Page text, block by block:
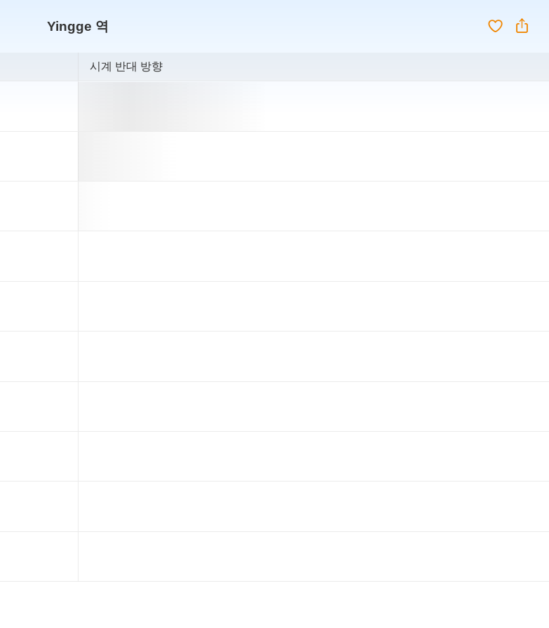
Yingge 역
시계 반대 방향